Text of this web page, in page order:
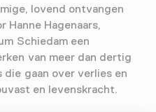
lovend ontvangen
Hanne Hagenaars,
Schiedam een
van meer dan dertig
gaan over verlies en
en levenskracht.